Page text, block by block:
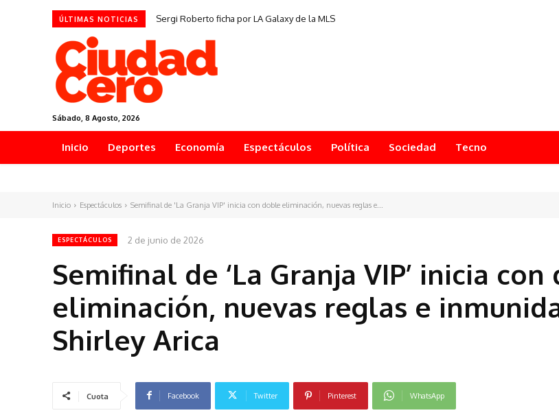
ÚLTIMAS NOTICIAS Sergi Roberto ficha por LA Galaxy de la MLS
Sábado, 8 Agosto, 2026
Inicio Deportes Economía Espectáculos Política Sociedad Tecno
Inicio Espectáculos Semifinal de 'La Granja VIP' inicia con doble eliminación, nuevas reglas e...
ESPECTÁCULOS 2 de junio de 2026
Semifinal de ‘La Granja VIP’ inicia
eliminación, nuevas reglas e
Shirley Arica
Cuota Facebook Twitter Pinterest WhatsApp